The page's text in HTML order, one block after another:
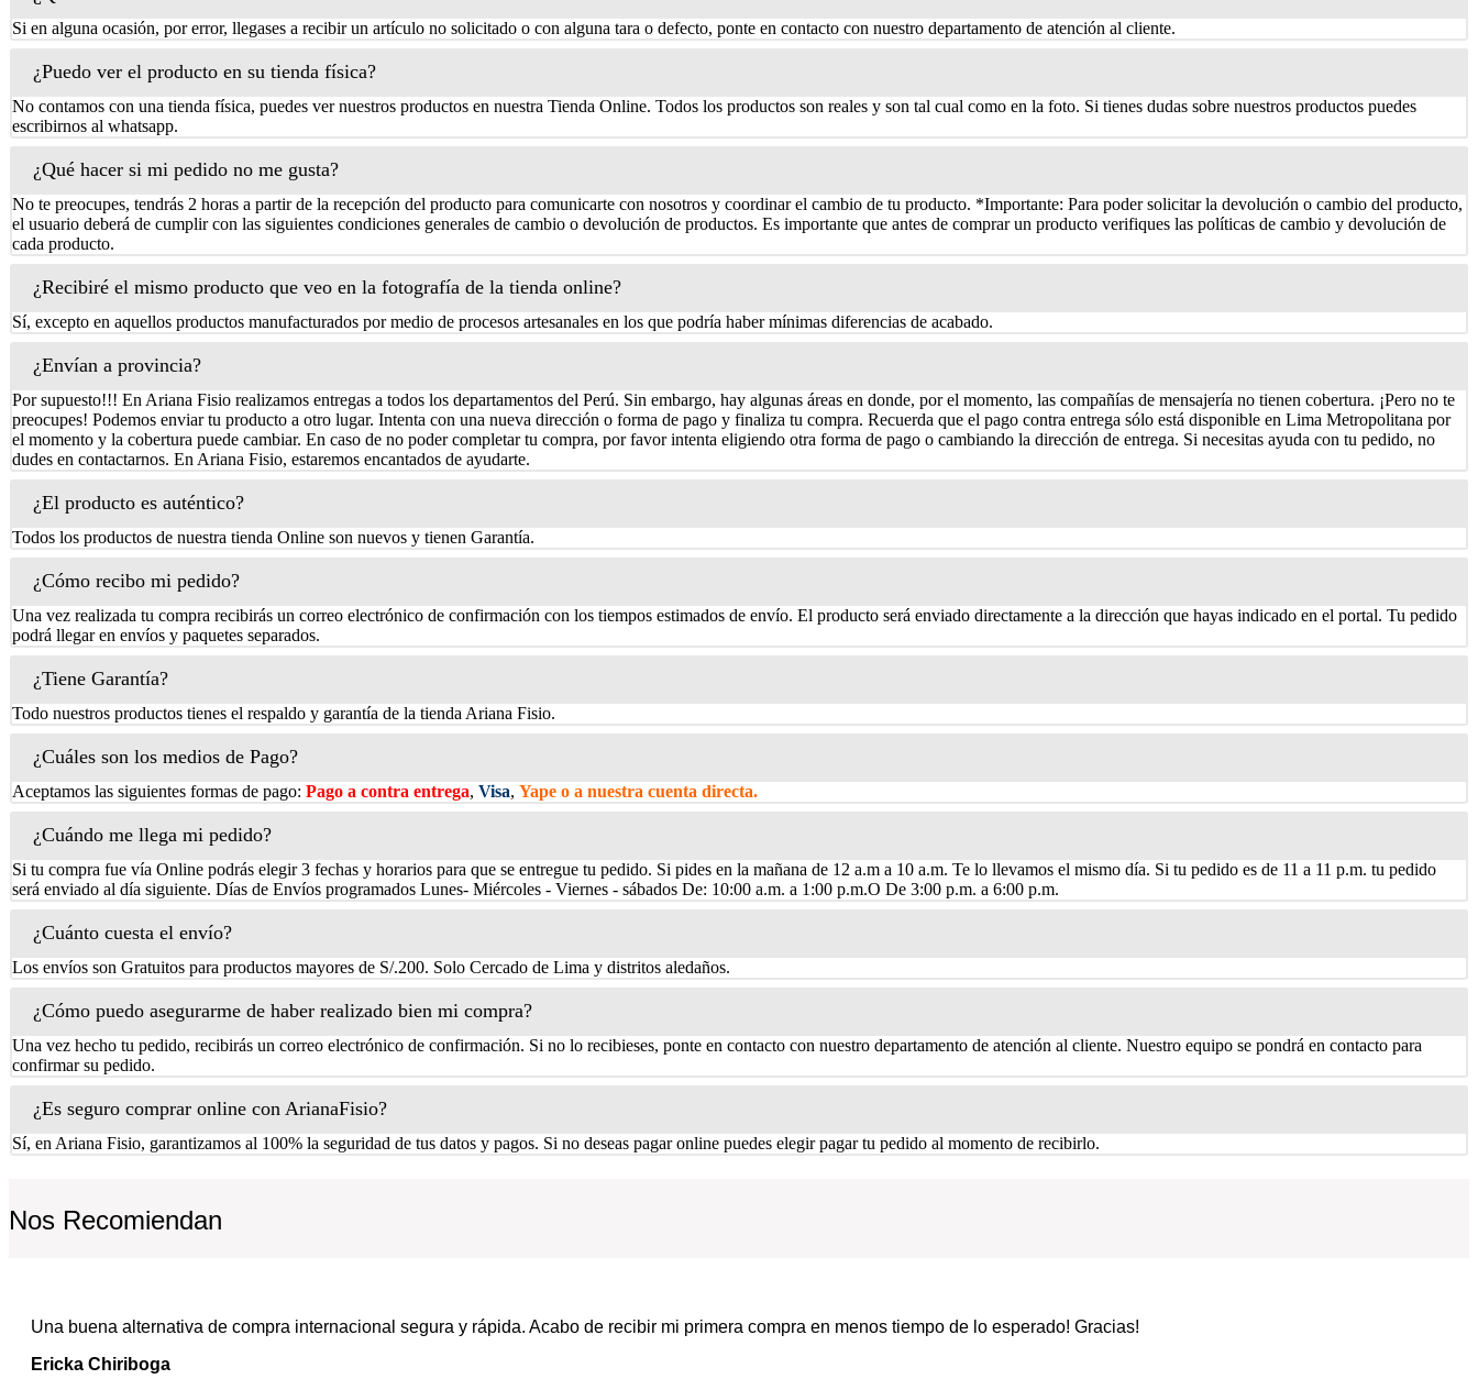
Si en alguna ocasión, por error, llegases a recibir un artículo no solicitado o con alguna tara o defecto, ponte en contacto con nuestro departamento de atención al cliente.
¿Puedo ver el producto en su tienda física?
No contamos con una tienda física, puedes ver nuestros productos en nuestra Tienda Online. Todos los productos son reales y son tal cual como en la foto. Si tienes dudas sobre nuestros productos puedes
escribirnos al whatsapp.
¿Qué hacer si mi pedido no me gusta?
No te preocupes, tendrás 2 horas a partir de la recepción del producto para comunicarte con nosotros y coordinar el cambio de tu producto. *Importante: Para poder solicitar la devolución o cambio del producto,
el usuario deberá de cumplir con las siguientes condiciones generales de cambio o devolución de productos. Es importante que antes de comprar un producto verifiques las políticas de cambio y devolución de
cada producto.
¿Recibiré el mismo producto que veo en la fotografía de la tienda online?
Sí, excepto en aquellos productos manufacturados por medio de procesos artesanales en los que podría haber mínimas diferencias de acabado.
¿Envían a provincia?
Por supuesto!!! En Ariana Fisio realizamos entregas a todos los departamentos del Perú. Sin embargo, hay algunas áreas en donde, por el momento, las compañías de mensajería no tienen cobertura. ¡Pero no te
preocupes! Podemos enviar tu producto a otro lugar. Intenta con una nueva dirección o forma de pago y finaliza tu compra. Recuerda que el pago contra entrega sólo está disponible en Lima Metropolitana por
el momento y la cobertura puede cambiar. En caso de no poder completar tu compra, por favor intenta eligiendo otra forma de pago o cambiando la dirección de entrega. Si necesitas ayuda con tu pedido, no
dudes en contactarnos. En Ariana Fisio, estaremos encantados de ayudarte.
¿El producto es auténtico?
Todos los productos de nuestra tienda Online son nuevos y tienen Garantía.
¿Cómo recibo mi pedido?
Una vez realizada tu compra recibirás un correo electrónico de confirmación con los tiempos estimados de envío. El producto será enviado directamente a la dirección que hayas indicado en el portal. Tu pedido
podrá llegar en envíos y paquetes separados.
¿Tiene Garantía?
Todo nuestros productos tienes el respaldo y garantía de la tienda Ariana Fisio.
¿Cuáles son los medios de Pago?
Aceptamos las siguientes formas de pago: Pago a contra entrega, Visa, Yape o a nuestra cuenta directa.
¿Cuándo me llega mi pedido?
Si tu compra fue vía Online podrás elegir 3 fechas y horarios para que se entregue tu pedido. Si pides en la mañana de 12 a.m a 10 a.m. Te lo llevamos el mismo día. Si tu pedido es de 11 a 11 p.m. tu pedido
será enviado al día siguiente. Días de Envíos programados Lunes- Miércoles - Viernes - sábados De: 10:00 a.m. a 1:00 p.m.O De 3:00 p.m. a 6:00 p.m.
¿Cuánto cuesta el envío?
Los envíos son Gratuitos para productos mayores de S/.200. Solo Cercado de Lima y distritos aledaños.
¿Cómo puedo asegurarme de haber realizado bien mi compra?
Una vez hecho tu pedido, recibirás un correo electrónico de confirmación. Si no lo recibieses, ponte en contacto con nuestro departamento de atención al cliente. Nuestro equipo se pondrá en contacto para
confirmar su pedido.
¿Es seguro comprar online con ArianaFisio?
Sí, en Ariana Fisio, garantizamos al 100% la seguridad de tus datos y pagos. Si no deseas pagar online puedes elegir pagar tu pedido al momento de recibirlo.
Nos Recomiendan
Una buena alternativa de compra internacional segura y rápida. Acabo de recibir mi primera compra en menos tiempo de lo esperado! Gracias!
Ericka Chiriboga